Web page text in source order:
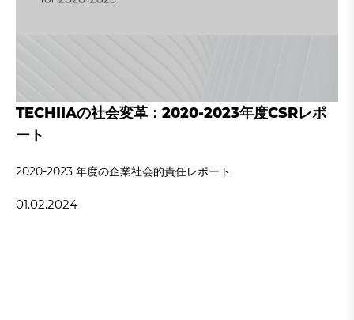
TECHIIAの社会変革：2020-2023年度CSRレポ
ート
2020‐2023 年度の企業社会的責任レポート
01.02.2024